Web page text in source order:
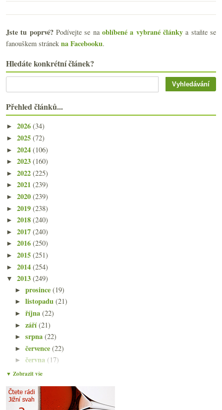
Jste tu poprvé?Podívejte se naoblíbené a vybrané články a staňte se
fanouškem stránek na Facebooku.
Hledáte konkrétní článek?
Přehled článků...
► 2026 (34)
► 2025 (72)
► 2024 (106)
► 2023 (160)
► 2022 (225)
► 2021 (239)
► 2020 (239)
► 2019 (238)
► 2018 (240)
► 2017 (240)
► 2016 (250)
► 2015 (251)
► 2014 (254)
▼ 2013 (249)
►prosince(19)
►listopadu(21)
►října(22)
►září(21)
►srpna(22)
►července(22)
►června (17)
▼května
Pokrok nezastavíš s družstevním sylvánem
Franz Hirtzberger a parádní bílá z Wachau
▼ Zobrazit vše